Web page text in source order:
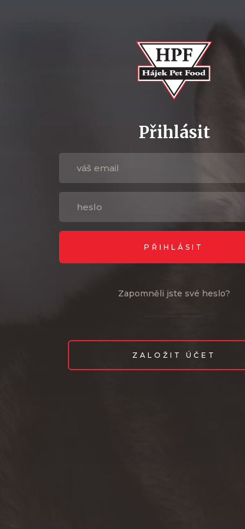
Přihlásit
PŘIHLÁSIT
Zapomněli jste své heslo?
ZALOŽIT ÚČET